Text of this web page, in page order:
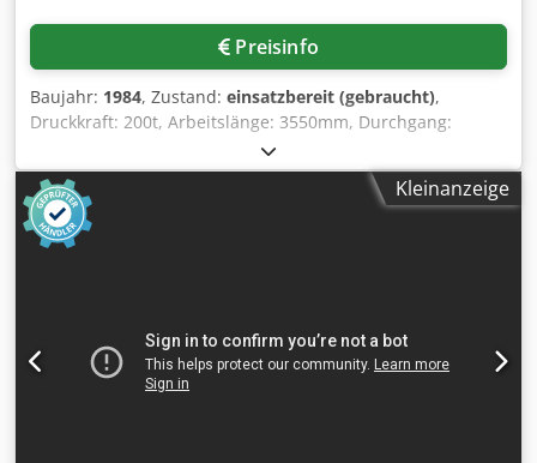
Preisinfo
Baujahr: 1984, Zustand: einsatzbereit (gebraucht),
Druckkraft: 200t, Arbeitslänge: 3550mm, Durchgang:
3050mm, Länge: 4000mm, Breite: 2000mm, Höhe:
3000mm, Gewicht 16t, die Maschine ist technisch voll
funktionsfähig, Oberwerkzeuge vorhanden, Unterwerkzeug
(Matrizenblock/Prisma) fehlt. Eine Besichtigung vor Ort ist
möglich. Chedpezrn H Hsfx Afiea
Kleinanzeige